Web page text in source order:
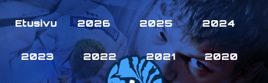
Etusivu 2026 2025 2024
2023 2022 2021 2020